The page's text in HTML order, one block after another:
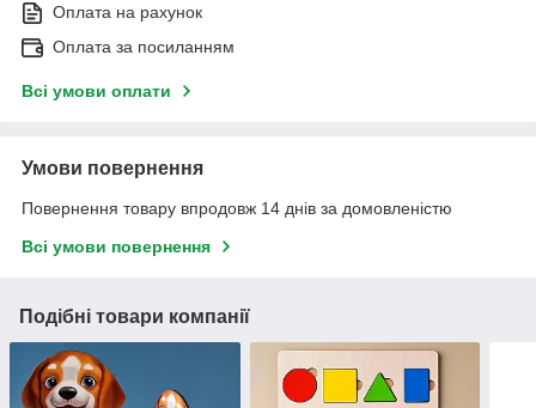
Оплата на рахунок
Оплата за посиланням
Всі умови оплати
Умови повернення
Повернення товару впродовж 14 днів за домовленістю
Всі умови повернення
Подібні товари компанії